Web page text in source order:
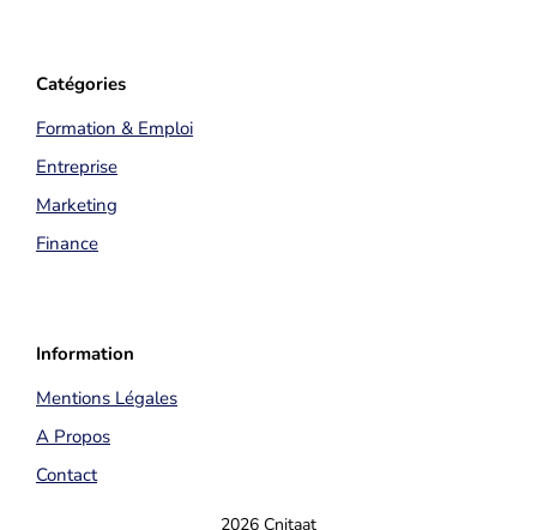
Catégories
Formation & Emploi
Entreprise
Marketing
Finance
Information
Mentions Légales
A Propos
Contact
2026 Cnitaat